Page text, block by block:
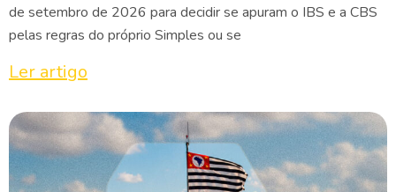
de setembro de 2026 para decidir se apuram o IBS e a CBS
pelas regras do próprio Simples ou se
Ler artigo